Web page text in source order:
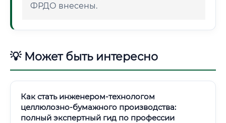
ФРДО внесены.
💡 Может быть интересно
Как стать инженером-технологом
целлюлозно-бумажного производства:
полный экспертный гид по профессии